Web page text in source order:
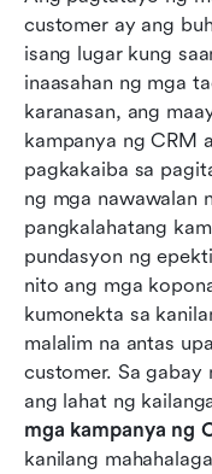
customer ay ang
isang lugar kung
inaasahan ng mga
karanasan, ang
kampanya ng CRM
pagkakaiba sa
ng mga nawawalan
pangkalahatang
pundasyon ng
nito ang mga
kumonekta sa
malalim na antas
customer. Sa
mga kampanya ng
kanilang
5 mga tip para
sa iyong
Kung paano
palakasin ang
Real-world
campaigns with
Konklusyon
Mga Madalas
May kaugnayang